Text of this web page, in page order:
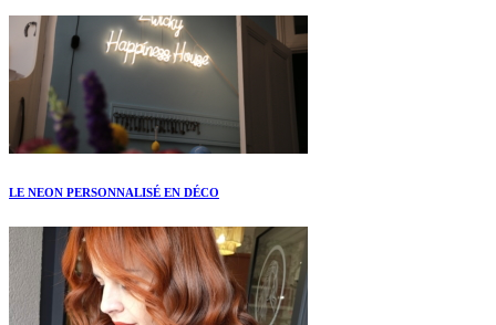
LE NEON PERSONNALISÉ EN DÉCO